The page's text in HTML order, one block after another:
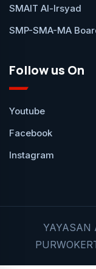
SMAIT Al-Irsyad
SMP-SMA-MA
Follow us On
Youtube
Facebook
Instagram
YAYASAN